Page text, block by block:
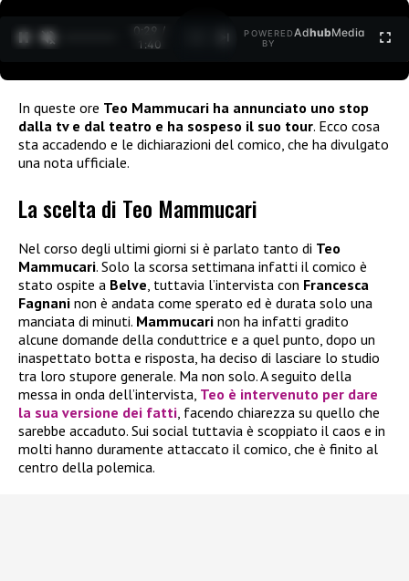
0:30 /
1:40
POWERED
BY
AdhubMedia
In queste ore Teo Mammucari ha annunciato uno stop
dalla tv e dal teatro e ha sospeso il suo tour. Ecco cosa
sta accadendo e le dichiarazioni del comico, che ha divulgato
una nota ufficiale.
La scelta di Teo Mammucari
Nel corso degli ultimi giorni si è parlato tanto di Teo
Mammucari. Solo la scorsa settimana infatti il comico è
stato ospite a Belve, tuttavia l’intervista con Francesca
Fagnani non è andata come sperato ed è durata solo una
manciata di minuti. Mammucari non ha infatti gradito
alcune domande della conduttrice e a quel punto, dopo un
inaspettato botta e risposta, ha deciso di lasciare lo studio
tra loro stupore generale. Ma non solo. A seguito della
messa in onda dell’intervista, Teo è intervenuto per dare
la sua versione dei fatti, facendo chiarezza su quello che
sarebbe accaduto. Sui social tuttavia è scoppiato il caos e in
molti hanno duramente attaccato il comico, che è finito al
centro della polemica.